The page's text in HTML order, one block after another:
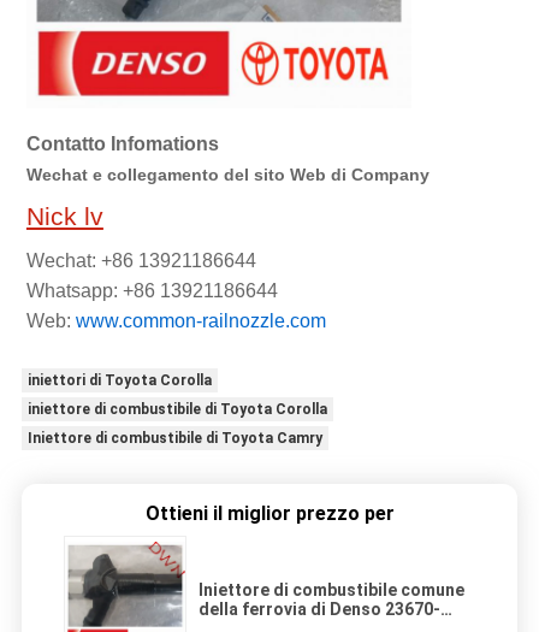
Contatto Infomations
Wechat e collegamento del sito Web di Company
Nick lv
Wechat: +86 13921186644
Whatsapp: +86 13921186644
Web: www.common-railnozzle.com
iniettori di Toyota Corolla
iniettore di combustibile di Toyota Corolla
Iniettore di combustibile di Toyota Camry
Ottieni il miglior prezzo per
Iniettore di combustibile comune
della ferrovia di Denso 23670-